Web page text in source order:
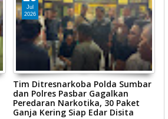
Jul
2026
Tim Ditresnarkoba Polda Sumbar
dan Polres Pasbar Gagalkan
Peredaran Narkotika, 30 Paket
Ganja Kering Siap Edar Disita